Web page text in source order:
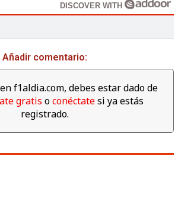
DISCOVER WITH
Añadir comentario:
f1aldia.com, debes estar dado de
gratis oconéctatesi ya estás
registrado.